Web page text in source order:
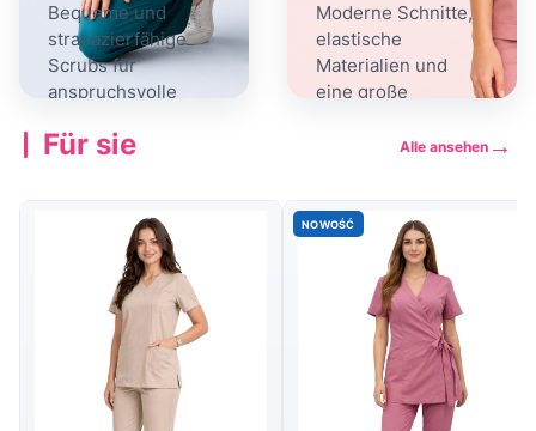
Bequeme und
strapazierfähige
Scrubs für
anspruchsvolle
Moderne Schnitte,
elastische
Materialien und
eine große
Für sie Alle ansehen →
NOWOŚĆ